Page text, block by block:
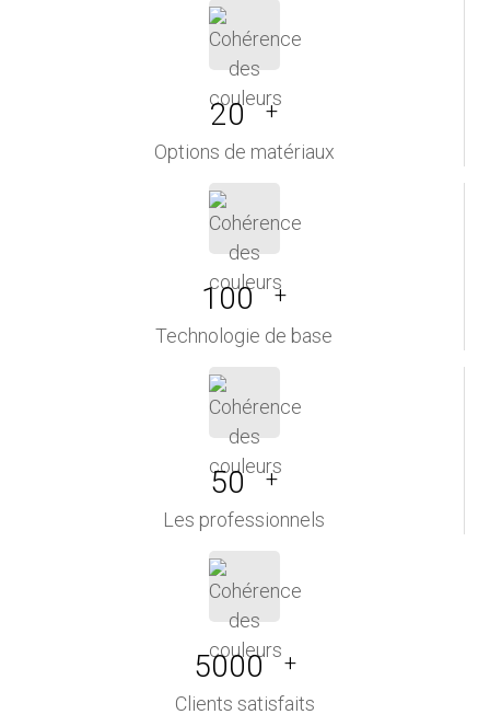
20 +
Options de matériaux
100 +
Technologie de base
50 +
Les professionnels
5000 +
Clients satisfaits